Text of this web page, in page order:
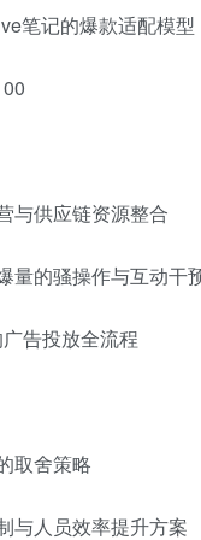
笔记的爆款适配模型
与供应链资源整合
量的骚操作与互动干
告投放全流程
取舍策略
与人员效率提升方案